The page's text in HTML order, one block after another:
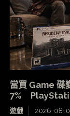
當買 Game 碟
7%
遊戲 2026-08-